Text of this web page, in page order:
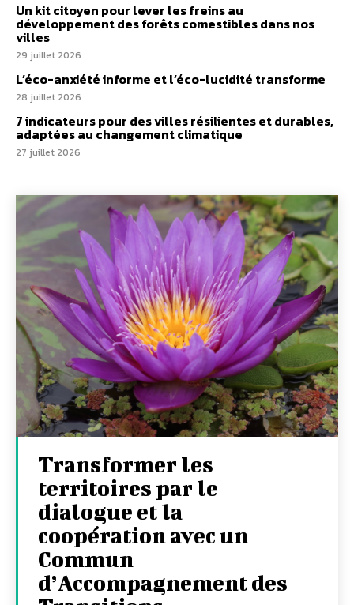
Un kit citoyen pour lever les freins au
développement des forêts comestibles dans nos
villes
29 juillet 2026
L’éco-anxiété informe et l’éco-lucidité transforme
28 juillet 2026
7 indicateurs pour des villes résilientes et durables,
adaptées au changement climatique
27 juillet 2026
Transformer les
territoires par le
dialogue et la
coopération avec un
Commun
d’Accompagnement des